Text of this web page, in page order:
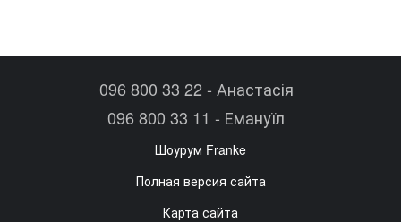
096 800 33 22 - Анастасія
096 800 33 11 - Емануїл
Шоурум Franke
Полная версия сайта
Карта сайта